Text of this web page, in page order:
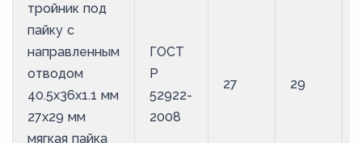
тройник под
пайку с
направленным
отводом
40.5х36х1.1 мм
27х29 мм
мягкая пайка
ГОСТ
Р
52922-
2008
27 29